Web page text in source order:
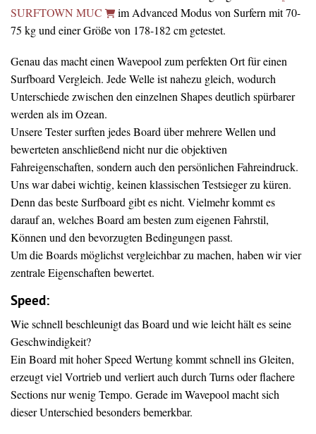
SURFTOWN MUC
im Advanced Modus von Surfern mit 70-
75 kg und einer Größe von 178-182 cm getestet.
Genau das macht einen Wavepool zum perfekten Ort für einen
Surfboard Vergleich. Jede Welle ist nahezu gleich, wodurch
Unterschiede zwischen den einzelnen Shapes deutlich spürbarer
werden als im Ozean.
Unsere Tester surften jedes Board über mehrere Wellen und
bewerteten anschließend nicht nur die objektiven
Fahreigenschaften, sondern auch den persönlichen Fahreindruck.
Uns war dabei wichtig, keinen klassischen Testsieger zu küren.
Denn das beste Surfboard gibt es nicht. Vielmehr kommt es
darauf an, welches Board am besten zum eigenen Fahrstil,
Können und den bevorzugten Bedingungen passt.
Um die Boards möglichst vergleichbar zu machen, haben wir vier
zentrale Eigenschaften bewertet.
Speed:
Wie schnell beschleunigt das Board und wie leicht hält es seine
Geschwindigkeit?
Ein Board mit hoher Speed Wertung kommt schnell ins Gleiten,
erzeugt viel Vortrieb und verliert auch durch Turns oder flachere
Sections nur wenig Tempo. Gerade im Wavepool macht sich
dieser Unterschied besonders bemerkbar.